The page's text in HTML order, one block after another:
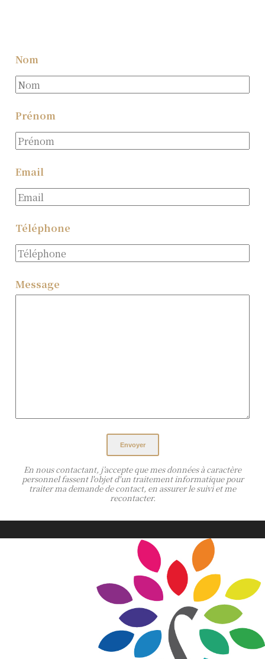
Nom
Prénom
Email
Téléphone
Message
Envoyer
En nous contactant, j’accepte que mes données à caractère
personnel fassent l'objet d'un traitement informatique pour
traiter ma demande de contact, en assurer le suivi et me
recontacter.